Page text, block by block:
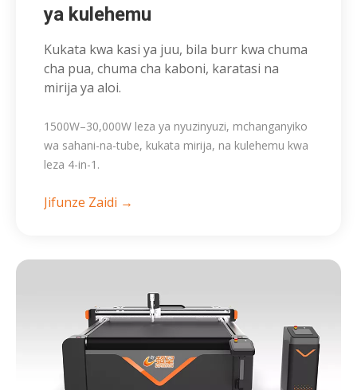
ya kulehemu
Kukata kwa kasi ya juu, bila burr kwa chuma
cha pua, chuma cha kaboni, karatasi na
mirija ya aloi.
1500W–30,000W leza ya nyuzinyuzi, mchanganyiko
wa sahani-na-tube, kukata mirija, na kulehemu kwa
leza 4-in-1.
Jifunze Zaidi →